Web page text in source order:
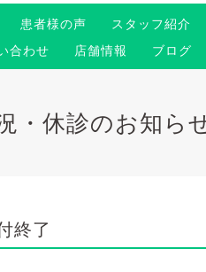
患者様の声 スタッフ紹介
合わせ
店舗情報 ブログ
・休診のお知ら
終了